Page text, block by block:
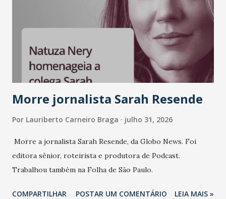
Morre jornalista Sarah Resende
Por Lauriberto Carneiro Braga julho 31, 2026
Morre a jornalista Sarah Resende, da Globo News. Foi
editora sênior, roteirista e produtora de Podcast.
Trabalhou também na Folha de São Paulo.
COMPARTILHAR POSTAR UM COMENTÁRIO LEIA MAIS »